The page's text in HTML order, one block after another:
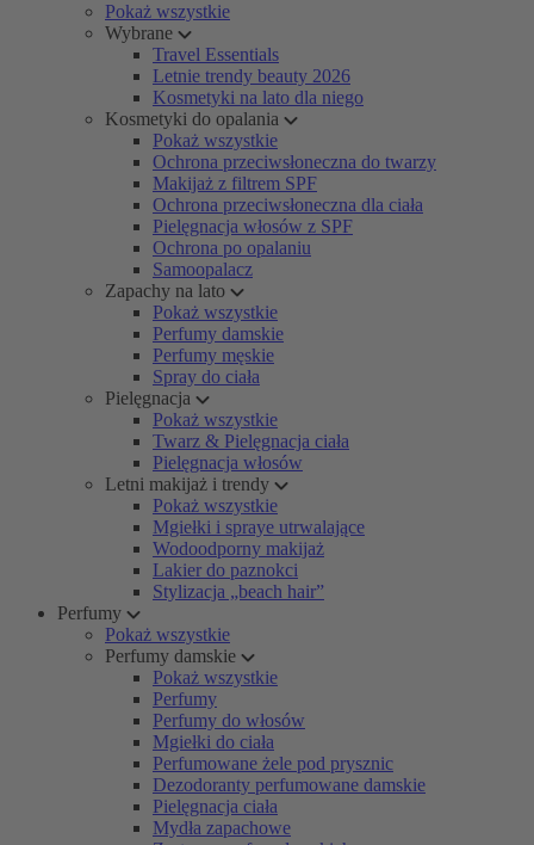
Pokaż wszystkie
Wybrane
Travel Essentials
Letnie trendy beauty 2026
Kosmetyki na lato dla niego
Kosmetyki do opalania
Pokaż wszystkie
Ochrona przeciwsłoneczna do twarzy
Makijaż z filtrem SPF
Ochrona przeciwsłoneczna dla ciała
Pielęgnacja włosów z SPF
Ochrona po opalaniu
Samoopalacz
Zapachy na lato
Pokaż wszystkie
Perfumy damskie
Perfumy męskie
Spray do ciała
Pielęgnacja
Pokaż wszystkie
Twarz & Pielęgnacja ciała
Pielęgnacja włosów
Letni makijaż i trendy
Pokaż wszystkie
Mgiełki i spraye utrwalające
Wodoodporny makijaż
Lakier do paznokci
Stylizacja „beach hair”
Perfumy
Pokaż wszystkie
Perfumy damskie
Pokaż wszystkie
Perfumy
Perfumy do włosów
Mgiełki do ciała
Perfumowane żele pod prysznic
Dezodoranty perfumowane damskie
Pielęgnacja ciała
Mydła zapachowe